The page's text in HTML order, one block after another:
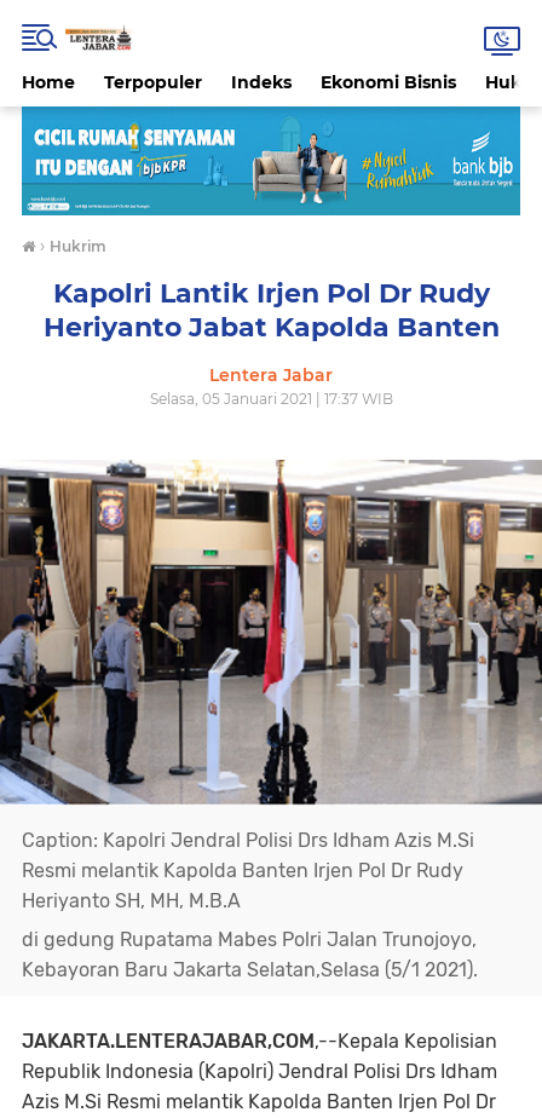
Home Terpopuler Indeks Ekonomi Bisnis
› Hukrim
Kapolri Lantik Irjen Pol Dr Rudy
Heriyanto Jabat Kapolda Banten
Lentera Jabar
Selasa, 05 Januari 2021 | 17:37 WIB
Caption: Kapolri Jendral Polisi Drs Idham Azis M.Si
Resmi melantik Kapolda Banten Irjen Pol Dr Rudy
Heriyanto SH, MH, M.B.A
di gedung Rupatama Mabes Polri Jalan Trunojoyo,
Kebayoran Baru Jakarta Selatan,Selasa (5/1 2021).
JAKARTA.LENTERAJABAR,COM,--Kepala Kepolisian
Republik Indonesia (Kapolri) Jendral Polisi Drs Idham
Azis M.Si Resmi melantik Kapolda Banten Irjen Pol Dr